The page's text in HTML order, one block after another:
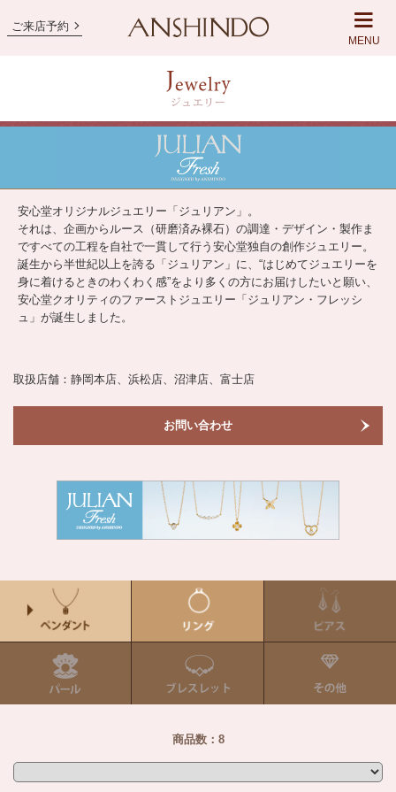
ご来店予約
MENU
安心堂オリジナルジュエリー「ジュリアン」。
それは、企画からルース（研磨済み裸石）の調達・デザイン・製作ま
ですべての工程を自社で一貫して行う安心堂独自の創作ジュエリー。
誕生から半世紀以上を誇る「ジュリアン」に、“はじめてジュエリーを
身に着けるときのわくわく感”をより多くの方にお届けしたいと願い、
安心堂クオリティのファーストジュエリー「ジュリアン・フレッシ
ュ」が誕生しました。
取扱店舗：静岡本店、浜松店、沼津店、富士店
お問い合わせ
商品数：8